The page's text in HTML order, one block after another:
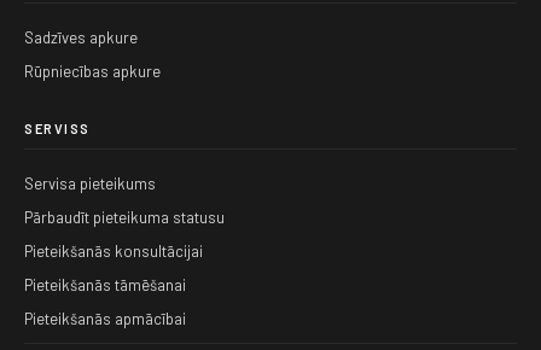
Sadzīves apkure
Rūpniecības apkure
SERVISS
Servisa pieteikums
Pārbaudīt pieteikuma statusu
Pieteikšanās konsultācijai
Pieteikšanās tāmēšanai
Pieteikšanās apmācībai